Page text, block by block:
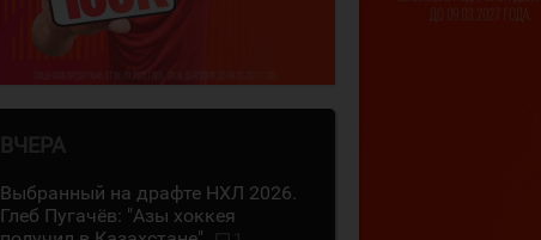
ВЧЕРА
Выбранный на драфте НХЛ 2026.
Глеб Пугачёв: "Азы хоккея